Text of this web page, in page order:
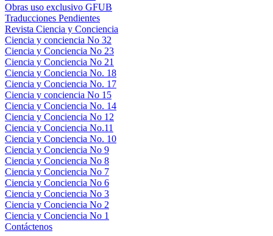
Obras uso exclusivo GFUB
Traducciones Pendientes
Revista Ciencia y Conciencia
Ciencia y conciencia No 32
Ciencia y Conciencia No 23
Ciencia y Conciencia No 21
Ciencia y Conciencia No. 18
Ciencia y Conciencia No. 17
Ciencia y conciencia No 15
Ciencia y Conciencia No. 14
Ciencia y Conciencia No 12
Ciencia y Conciencia No.11
Ciencia y Conciencia No. 10
Ciencia y Conciencia No 9
Ciencia y Conciencia No 8
Ciencia y Conciencia No 7
Ciencia y Conciencia No 6
Ciencia y Conciencia No 3
Ciencia y Conciencia No 2
Ciencia y Conciencia No 1
Contáctenos